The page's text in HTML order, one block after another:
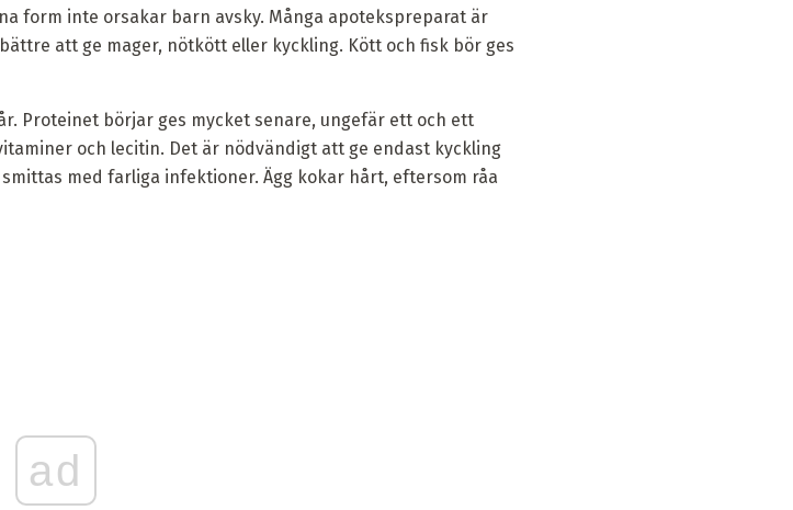
form inte orsakar barn avsky. Många apotekspreparat är
att ge mager, nötkött eller kyckling. Kött och fisk bör ges
Proteinet börjar ges mycket senare, ungefär ett och ett
och lecitin. Det är nödvändigt att ge endast kyckling
med farliga infektioner. Ägg kokar hårt, eftersom råa
ad